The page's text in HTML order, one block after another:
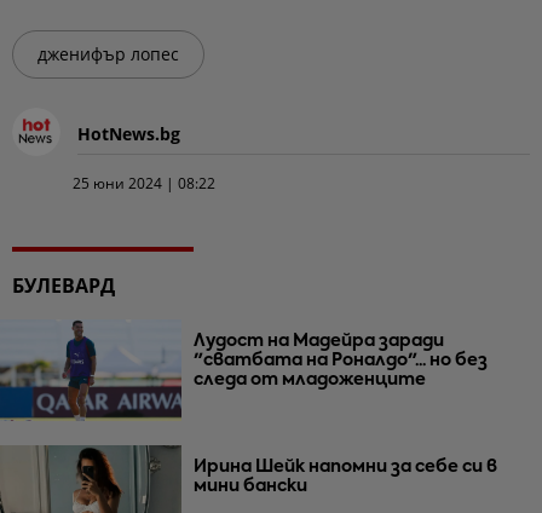
дженифър лопес
HotNews.bg
25 юни 2024 | 08:22
БУЛЕВАРД
Лудост на Мадейра заради
"сватбата на Роналдо"... но без
следа от младоженците
Ирина Шейк напомни за себе си в
мини бански